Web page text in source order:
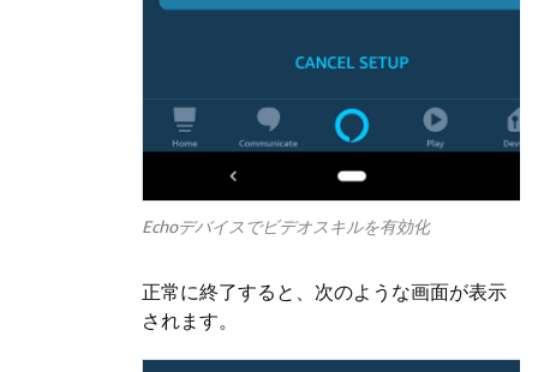
Echoデバイスでビデオスキルを有効化
正常に終了すると、次のような画面が表示
されます。